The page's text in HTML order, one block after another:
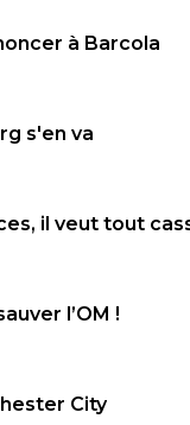
"nazis " avaient pris
héritière
n'ont surtout pas
!
à Barcola
s'en va
il veut tout
l’OM !
City